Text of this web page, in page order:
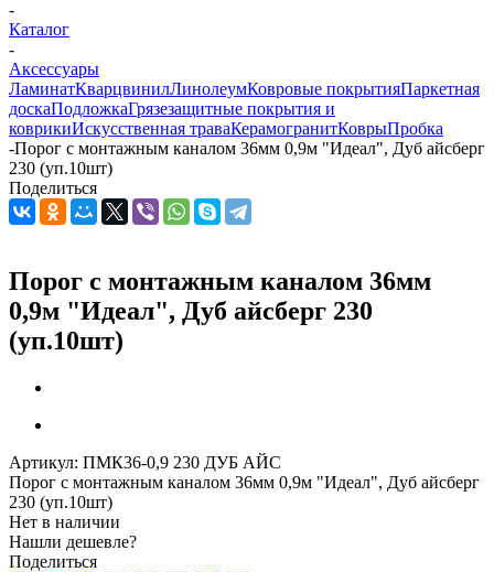
-
Каталог
-
Аксессуары
ЛаминатКварцвинилЛинолеумКовровые покрытияПаркетная
доскаПодложкаГрязезащитные покрытия и
коврикиИскусственная траваКерамогранитКоврыПробка
-Порог с монтажным каналом 36мм 0,9м "Идеал", Дуб айсберг
230 (уп.10шт)
Поделиться
Порог с монтажным каналом 36мм
0,9м "Идеал", Дуб айсберг 230
(уп.10шт)
Артикул: ПМК36-0,9 230 ДУБ АЙС
Порог с монтажным каналом 36мм 0,9м "Идеал", Дуб айсберг
230 (уп.10шт)
Нет в наличии
Нашли дешевле?
Поделиться